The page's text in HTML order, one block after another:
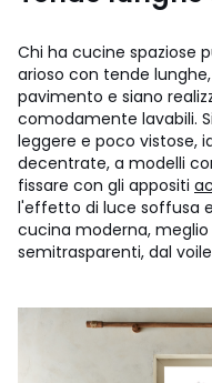
Chi ha cucine spaziose
arioso con tende
pavimento e siano
comodamente lavabili.
leggere e poco vistose,
decentrate, a modelli
fissare con gli appositi
l'effetto di luce soffusa
cucina moderna,
semitrasparenti, dal